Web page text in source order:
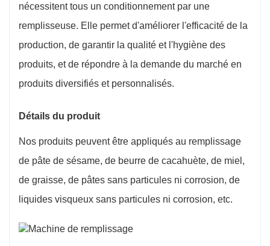
nécessitent tous un conditionnement par une
remplisseuse. Elle permet d'améliorer l'efficacité de la
production, de garantir la qualité et l'hygiène des
produits, et de répondre à la demande du marché en
produits diversifiés et personnalisés.
Détails du produit
Nos produits peuvent être appliqués au remplissage
de pâte de sésame, de beurre de cacahuète, de miel,
de graisse, de pâtes sans particules ni corrosion, de
liquides visqueux sans particules ni corrosion, etc.